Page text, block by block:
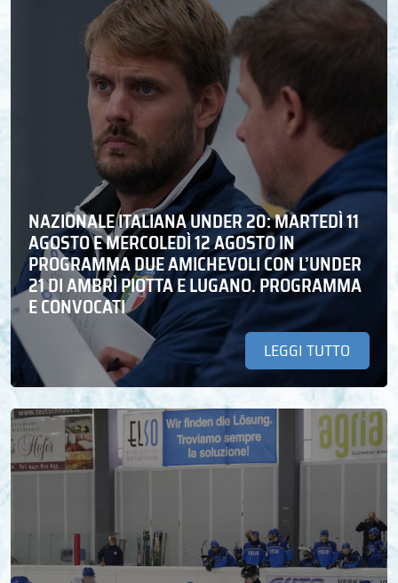
NAZIONALE ITALIANA UNDER 20: MARTEDÌ 11
AGOSTO E MERCOLEDÌ 12 AGOSTO IN
PROGRAMMA DUE AMICHEVOLI CON L’UNDER
21 DI AMBRÌ PIOTTA E LUGANO. PROGRAMMA
E CONVOCATI
LEGGI TUTTO